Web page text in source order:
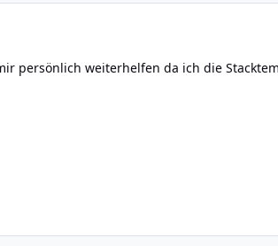
persönlich weiterhelfen da ich die